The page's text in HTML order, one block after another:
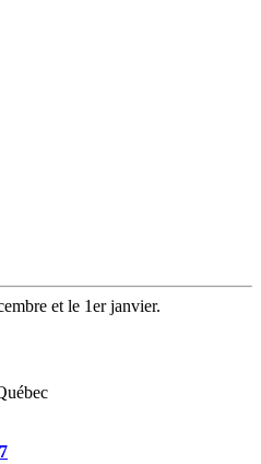
et le 1er janvier.